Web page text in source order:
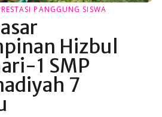
PANGGUNG SISWA
Hizbul
1 SMP
7